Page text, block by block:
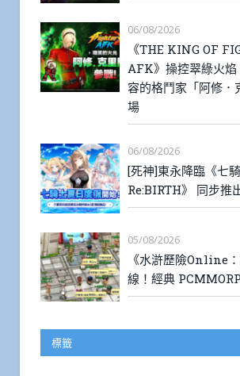
06/08/2026
《THE KING OF
AFK》操控翠綠火焰
容的格鬥家「阿修．
場
06/08/2026
[死神]東永降臨《七
Re:BIRTH》 同步推
05/08/2026
《水滸歷險Online
線！經典
標籤